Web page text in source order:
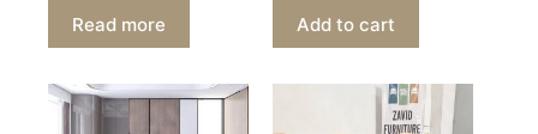
Read more Add to cart